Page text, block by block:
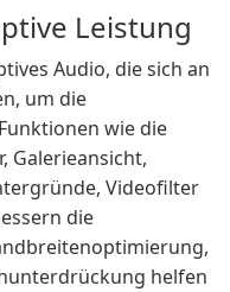
Leistung
Audio, die sich an
um die
wie die
Galerieansicht,
Videofilter
die
helfen